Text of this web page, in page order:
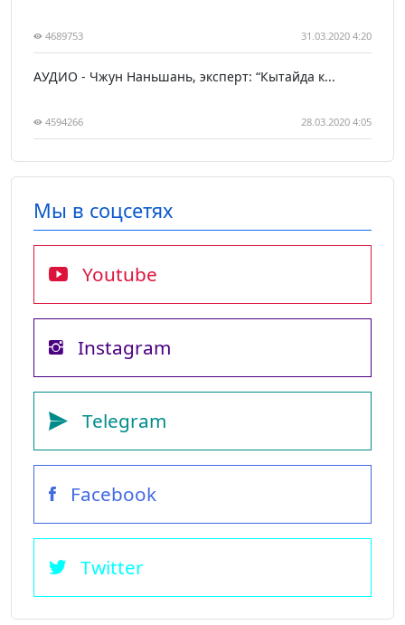
4689753 31.03.2020 4:20
АУДИО - Чжун Наньшань, эксперт: “Кытайда к...
4594266 28.03.2020 4:05
Мы в соцсетях
Youtube
Instagram
Telegram
Facebook
Twitter